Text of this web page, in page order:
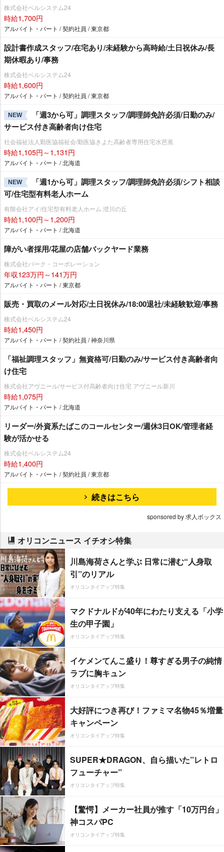
株式会社ベルシステム24
時給1,700円
アルバイト・パート / 契約社員 / 東京都
設計書作成スタッフ/在宅あり/未経験から高時給/土日祝休み/長
期休暇あり/事務
株式会社ベルシステム24
時給1,600円
アルバイト・パート / 契約社員 / 東京都
NEW
「週3から可」調理スタッフ/調理師免許必須/日勤のみ/
サービス付き高齢者向け住宅
社会福祉法人勤医協福祉会/勤医協きよた高齢者専用住宅水芭蕉
時給1,105円～1,131円
アルバイト・パート / 北海道
NEW
「週1から可」調理スタッフ/調理師免許必須/シフト相談
可/住宅型有料老人ホーム
有限会社アイ/住宅型有料老人ホーム 澄川の丘
時給1,100円～1,200円
アルバイト・パート / 北海道
障がい者採用/花屋の店舗バックヤード業務
株式会社パーク・コーポレーション
年収123万円～141万円
アルバイト・パート / 東京都
販売・買取のメール対応/土日祝休み/18:00退社/未経験歓迎/事務
株式会社ベルシステム24
時給1,450円
アルバイト・パート / 契約社員 / 神奈川県
「福祉調理スタッフ」無資格可/日勤のみ/サービス付き高齢者向
け住宅
株式会社アヴニール/サービス付高齢者向け住宅 アヴニール新川
時給1,075円
アルバイト・パート / 北海道
リーダー/外資系たばこのコールセンター/週休3日OK/管理者経
験が活かせる
株式会社ベルシステム24
時給1,400円
アルバイト・パート / 契約社員 / 東京都
続きはこちら
sponsored by 求人ボックス
オリコンニュース イチオシ特集
川島海荷さんと学ぶ 日常に潜む“人身取
引”のリアル
オリコンタイアップ特集
マクドナルドが40年にわたり支える「小学
生の甲子園」
オリコンタイアップ特集
イケメンてんこ盛り！尊すぎる男子の純情
ラブに胸キュン
オリコンタイアップ特集
大好評につき再び！ファミマ名物45％増量
キャンペーン
オリコンタイアップ特集
SUPER★DRAGON、自ら描いた”レトロ
フューチャー”
オリコンタイアップ特集
【驚愕】メーカー社員が推す「10万円台」
神コスパPC
オリコンタイアップ特集